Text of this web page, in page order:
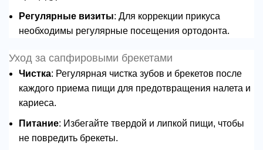
Регулярные визиты: Для коррекции прикуса
необходимы регулярные посещения ортодонта.
Уход за сапфировыми брекетами
Чистка: Регулярная чистка зубов и брекетов после
каждого приема пищи для предотвращения налета и
кариеса.
Питание: Избегайте твердой и липкой пищи, чтобы
не повредить брекеты.